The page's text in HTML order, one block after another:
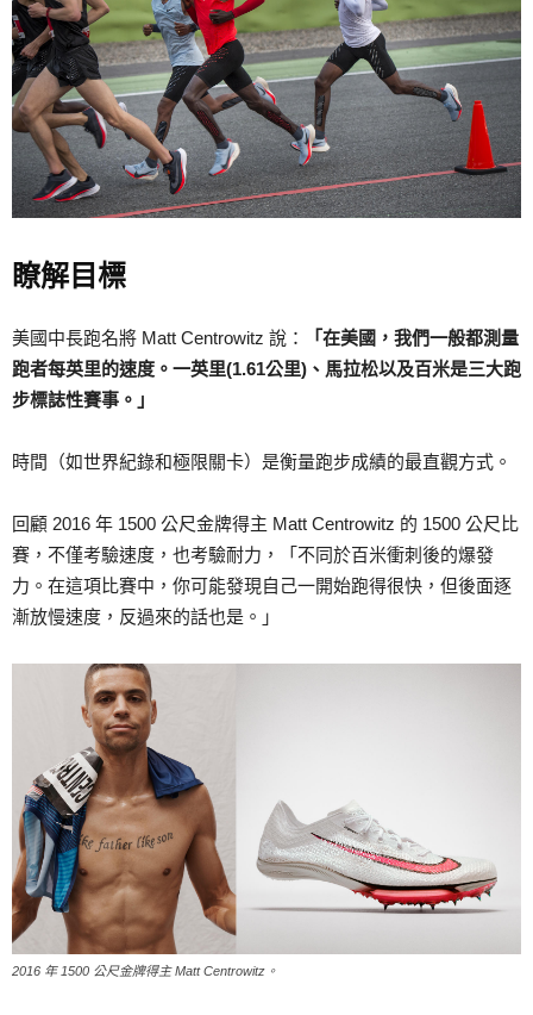
瞭解目標
美國中長跑名將 Matt Centrowitz 說：
「在美國，我們一般都測量
跑者每英里的速度。 一英里(1.61公里)、馬拉松以及百米是三大跑
步標誌性賽事。」
時間（如世界紀錄和極限關卡）是衡量跑步成績的最直觀方式。
回顧 2016 年 1500 公尺金牌得主 Matt Centrowitz 的 1500 公尺比
賽，不僅考驗速度，也考驗耐力，「不同於百米衝刺後的爆發
力。在這項比賽中，你可能發現自己一開始跑得很快，但後面逐
漸放慢速度，反過來的話也是。」
2016 年 1500 公尺金牌得主 Matt Centrowitz。